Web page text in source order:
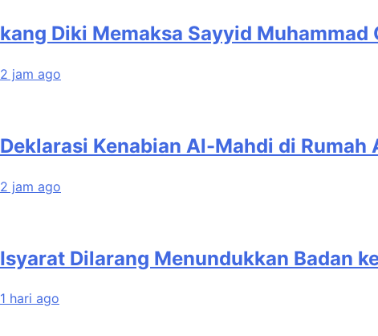
kang Diki Memaksa Sayyid Muhammad
2 jam ago
2 jam ago
1 hari ago